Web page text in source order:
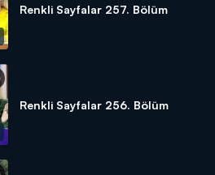
Renkli Sayfalar 257. Bölüm
Renkli Sayfalar 256. Bölüm